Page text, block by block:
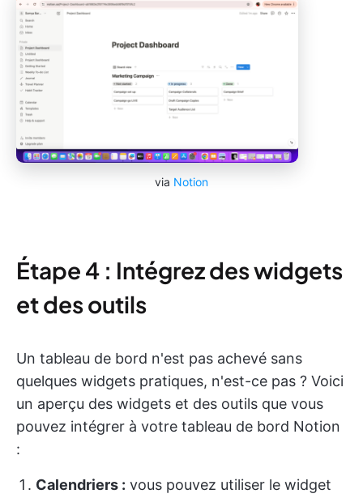
via Notion
Étape 4 : Intégrez des widgets
et des outils
Un tableau de bord n'est pas achevé sans
quelques widgets pratiques, n'est-ce pas ? Voici
un aperçu des widgets et des outils que vous
pouvez intégrer à votre tableau de bord Notion
:
Calendriers : vous pouvez utiliser le widget